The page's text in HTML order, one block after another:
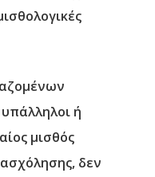
ή
μισθός
δεν